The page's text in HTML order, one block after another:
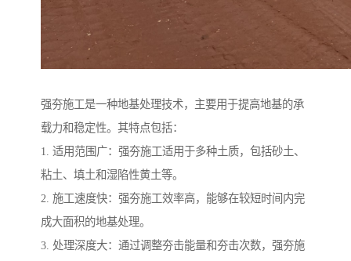
强夯施工是一种地基处理技术，主要用于提高地基的承
载力和稳定性。其特点包括：
1. 适用范围广：强夯施工适用于多种土质，包括砂土、
粘土、填土和湿陷性黄土等。
2. 施工速度快：强夯施工效率高，能够在较短时间内完
成大面积的地基处理。
3. 处理深度大：通过调整夯击能量和夯击次数，强夯施